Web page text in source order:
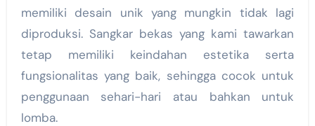
memiliki desain unik yang mungkin tidak lagi
diproduksi. Sangkar bekas yang kami tawarkan
tetap memiliki keindahan estetika serta
fungsionalitas yang baik, sehingga cocok untuk
penggunaan sehari-hari atau bahkan untuk
lomba.